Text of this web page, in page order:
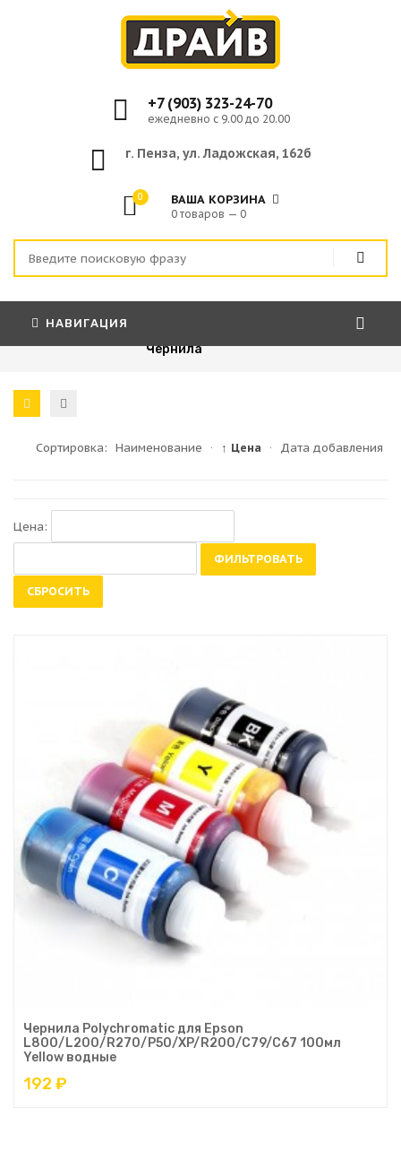
+7 (903) 323-24-70
ежедневно с 9.00 до 20.00
г. Пенза, ул. Ладожская, 162б
0 ВАША КОРЗИНА
0 товаров — 0
НАВИГАЦИЯ
Расходные материалы
Чернила
Сортировка: Наименование · ↑ Цена · Дата добавления
Цена:
ФИЛЬТРОВАТЬ
СБРОСИТЬ
Чернила Polychromatic для Epson
L800/L200/R270/P50/XP/R200/C79/C67 100мл
Yellow водные
192 ₽